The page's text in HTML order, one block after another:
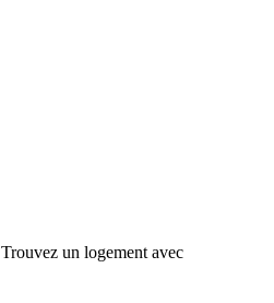
Trouvez un logement avec